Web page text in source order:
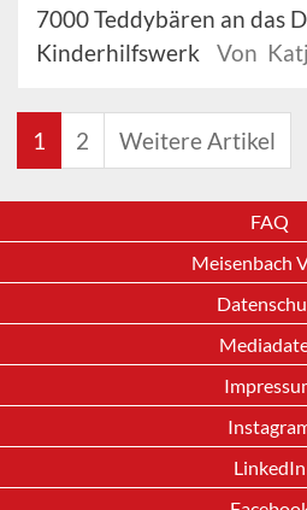
7000 Teddybären an das
Kinderhilfswerk
Von
1 2 Weitere Artikel
FAQ
Meisenbach
LinkedIn